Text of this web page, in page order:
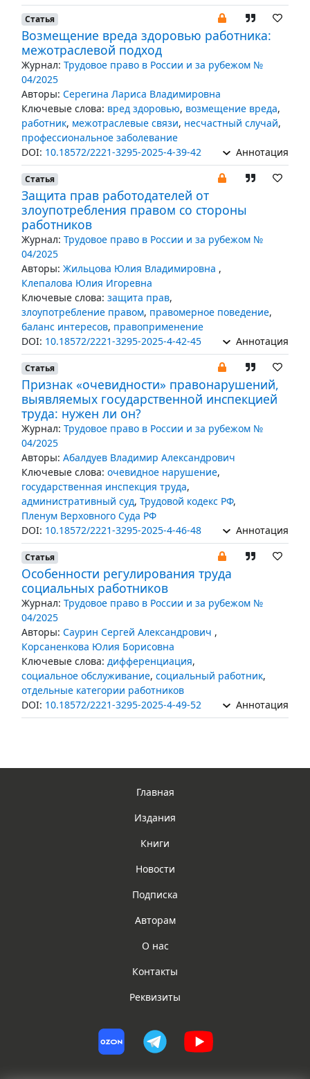
Статья
Возмещение вреда здоровью работника:
межотраслевой подход
Журнал: Трудовое право в России и за рубежом №
04/2025
Авторы: Серегина Лариса Владимировна
Ключевые слова: вред здоровью, возмещение вреда,
работник, межотраслевые связи, несчастный случай,
профессиональное заболевание
DOI: 10.18572/2221-3295-2025-4-39-42 Аннотация
Статья
Защита прав работодателей от
злоупотребления правом со стороны
работников
Журнал: Трудовое право в России и за рубежом №
04/2025
Авторы: Жильцова Юлия Владимировна ,
Клепалова Юлия Игоревна
Ключевые слова: защита прав,
злоупотребление правом, правомерное поведение,
баланс интересов, правоприменение
DOI: 10.18572/2221-3295-2025-4-42-45 Аннотация
Статья
Признак «очевидности» правонарушений,
выявляемых государственной инспекцией
труда: нужен ли он?
Журнал: Трудовое право в России и за рубежом №
04/2025
Авторы: Абалдуев Владимир Александрович
Ключевые слова: очевидное нарушение,
государственная инспекция труда,
административный суд, Трудовой кодекс РФ,
Пленум Верховного Суда РФ
DOI: 10.18572/2221-3295-2025-4-46-48 Аннотация
Статья
Особенности регулирования труда
социальных работников
Журнал: Трудовое право в России и за рубежом №
04/2025
Авторы: Саурин Сергей Александрович ,
Корсаненкова Юлия Борисовна
Ключевые слова: дифференциация,
социальное обслуживание, социальный работник,
отдельные категории работников
DOI: 10.18572/2221-3295-2025-4-49-52 Аннотация
Главная
Издания
Книги
Новости
Подписка
Авторам
О нас
Контакты
Реквизиты